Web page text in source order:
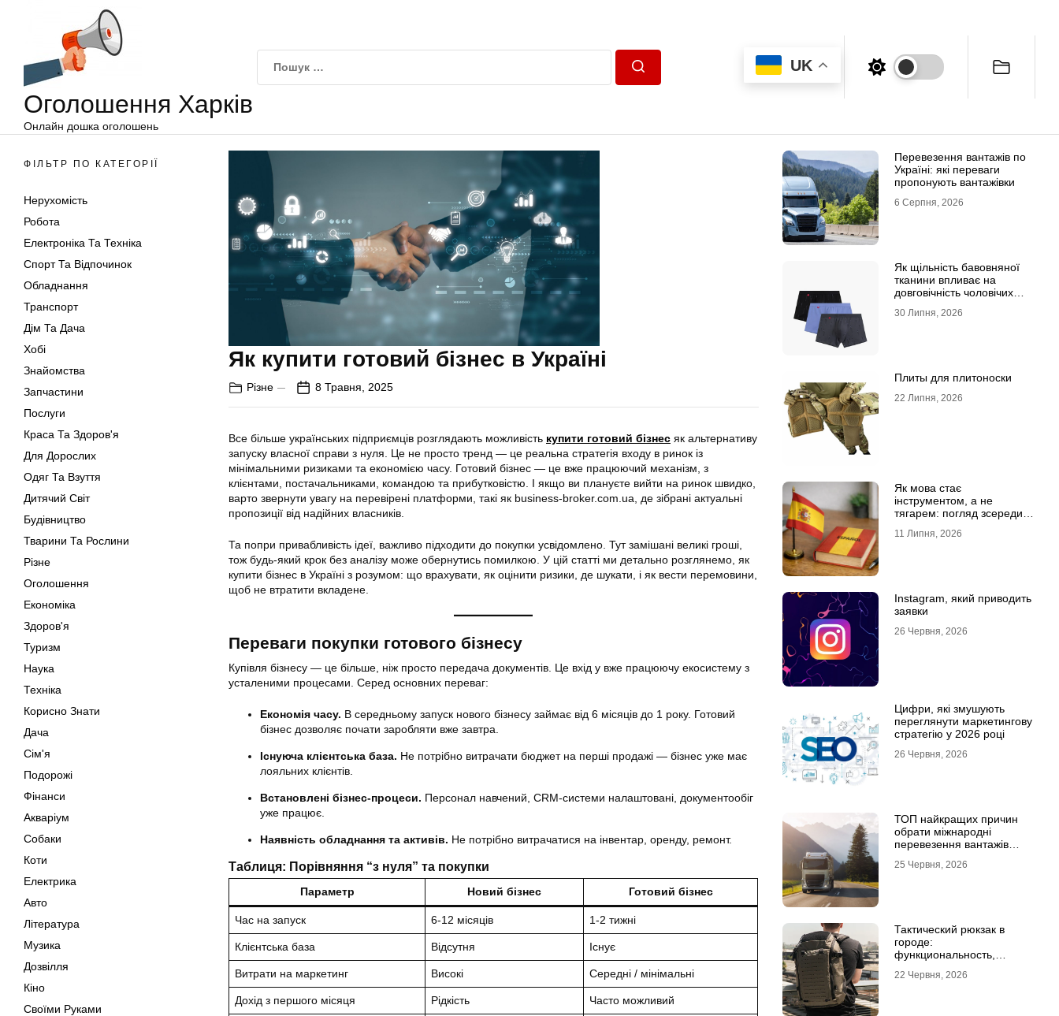
Оголошення Харків
Онлайн дошка оголошень
UK
ФІЛЬТР ПО КАТЕГОРІЇ
Нерухомість
Робота
Електроніка Та Техніка
Спорт Та Відпочинок
Обладнання
Транспорт
Дім Та Дача
Хобі
Знайомства
Запчастини
Послуги
Краса Та Здоров'я
Для Дорослих
Одяг Та Взуття
Дитячий Світ
Будівництво
Тварини Та Рослини
Різне
Оголошення
Економіка
Здоров'я
Туризм
Наука
Техніка
Корисно Знати
Дача
Сім'я
Подорожі
Фінанси
Акваріум
Собаки
Коти
Електрика
Авто
Література
Музика
Дозвілля
Кіно
Своїми Руками
Як купити готовий бізнес в Україні
Різне 8 Травня, 2025
Все більше українських підприємців розглядають можливість купити готовий бізнес як альтернативу
запуску власної справи з нуля. Це не просто тренд — це реальна стратегія входу в ринок із
мінімальними ризиками та економією часу. Готовий бізнес — це вже працюючий механізм, з
клієнтами, постачальниками, командою та прибутковістю. І якщо ви плануєте вийти на ринок швидко,
варто звернути увагу на перевірені платформи, такі як business-broker.com.ua, де зібрані актуальні
пропозиції від надійних власників.
Та попри привабливість ідеї, важливо підходити до покупки усвідомлено. Тут замішані великі гроші,
тож будь-який крок без аналізу може обернутись помилкою. У цій статті ми детально розглянемо, як
купити бізнес в Україні з розумом: що врахувати, як оцінити ризики, де шукати, і як вести перемовини,
щоб не втратити вкладене.
Переваги покупки готового бізнесу
Купівля бізнесу — це більше, ніж просто передача документів. Це вхід у вже працюючу екосистему з
усталеними процесами. Серед основних переваг:
Економія часу. В середньому запуск нового бізнесу займає від 6 місяців до 1 року. Готовий
бізнес дозволяє почати заробляти вже завтра.
Існуюча клієнтська база. Не потрібно витрачати бюджет на перші продажі — бізнес уже має
лояльних клієнтів.
Встановлені бізнес-процеси. Персонал навчений, CRM-системи налаштовані, документообіг
уже працює.
Наявність обладнання та активів. Не потрібно витрачатися на інвентар, оренду, ремонт.
Таблиця: Порівняння “з нуля” та покупки
Параметр Новий бізнес Готовий бізнес
Час на запуск 6-12 місяців 1-2 тижні
Клієнтська база Відсутня Існує
Витрати на маркетинг Високі Середні / мінімальні
Дохід з першого місяця Рідкість Часто можливий
Перевезення вантажів по
Україні: які переваги
пропонують вантажівки
6 Серпня, 2026
Як щільність бавовняної
тканини впливає на
довговічність чоловічих
30 Липня, 2026
Плиты для плитоноски
22 Липня, 2026
Як мова стає
інструментом, а не
тягарем: погляд зсередини
11 Липня, 2026
Instagram, який приводить
заявки
26 Червня, 2026
Цифри, які змушують
переглянути маркетингову
стратегію у 2026 році
26 Червня, 2026
ТОП найкращих причин
обрати міжнародні
перевезення вантажів
25 Червня, 2026
Тактический рюкзак в
городе:
функциональность,
глаза
22 Червня, 2026